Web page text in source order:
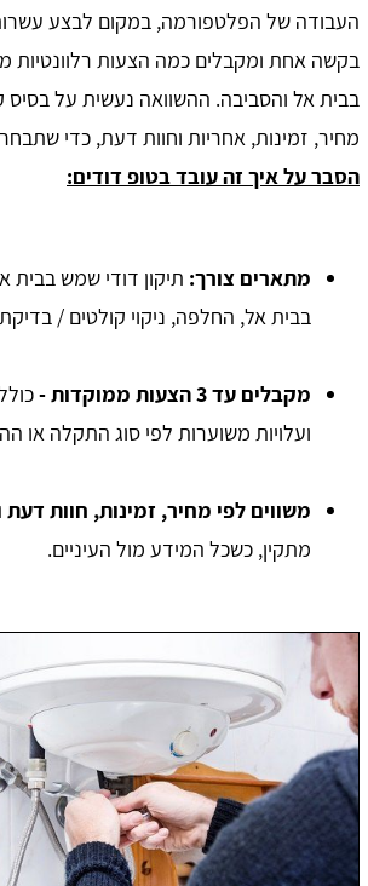
העבודה של הפלטפורמה, במקום לבצע
בקשה אחת ומקבלים כמה הצעות רלוונטיות
בבית אל והסביבה. ההשוואה נעשית על בסיס
מחיר, זמינות, אחריות וחוות דעת, כדי
הסבר על איך זה עובד בטופ דודים:
מתארים צורך: תיקון דודי שמש
בבית אל, החלפה, ניקוי קולטים /
מקבלים עד 3 הצעות ממוקדות -
ועלויות משוערות לפי סוג התקלה או
משווים לפי מחיר, זמינות, חוות דעת
מתקין, כשכל המידע מול העיניים.